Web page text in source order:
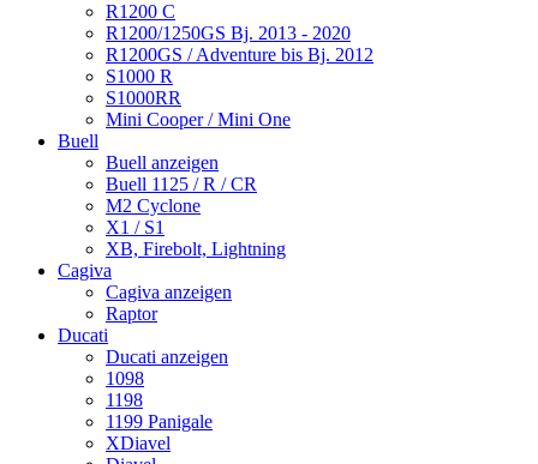
R1200 C
R1200/1250GS Bj. 2013 - 2020
R1200GS / Adventure bis Bj. 2012
S1000 R
S1000RR
Mini Cooper / Mini One
Buell
Buell anzeigen
Buell 1125 / R / CR
M2 Cyclone
X1 / S1
XB, Firebolt, Lightning
Cagiva
Cagiva anzeigen
Raptor
Ducati
Ducati anzeigen
1098
1198
1199 Panigale
XDiavel